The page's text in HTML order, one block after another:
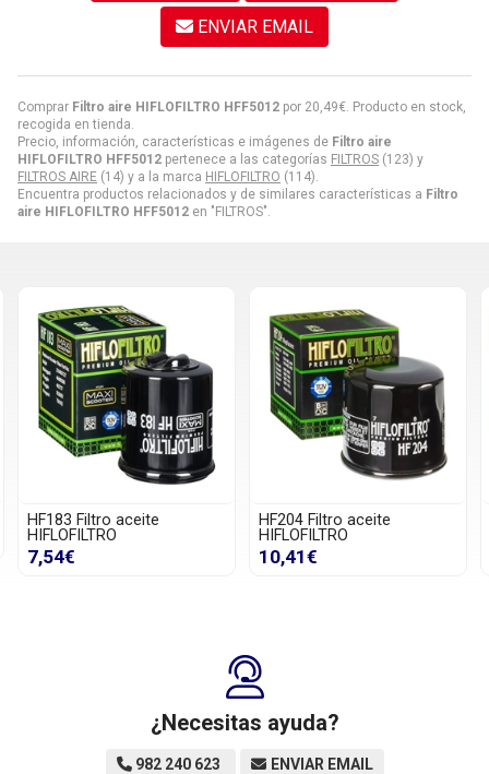
Comprar Filtro aire HIFLOFILTRO HFF5012 por 20,49€ . Producto en stock,
recogida en tienda.
Precio, información, características e imágenes de Filtro aire
HIFLOFILTRO HFF5012 pertenece a las categorías FILTROS (123) y
FILTROS AIRE (14) y a la marca HIFLOFILTRO (114).
Encuentra productos relacionados y de similares características a Filtro
aire HIFLOFILTRO HFF5012 en "FILTROS".
ENVIAR EMAIL
HF183 Filtro aceite
HIFLOFILTRO
7,54€
HF204 Filtro aceite
HIFLOFILTRO
10,41€
¿Necesitas ayuda?
982 240 623 ENVIAR EMAIL